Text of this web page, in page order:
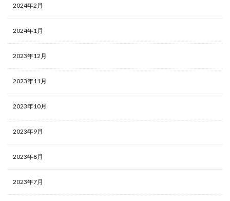
2024年2月
2024年1月
2023年12月
2023年11月
2023年10月
2023年9月
2023年8月
2023年7月